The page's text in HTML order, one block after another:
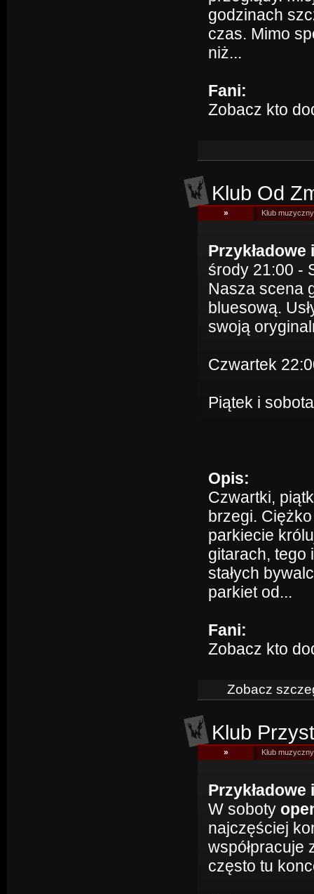
godzinach
czas. Mimo
niż...
Fani:
Zobacz kto
Klub Od
» Klub
Przykładowe
środy 21:00 -
Nasza scena
bluesową.
swoją
Czwartek
Piątek i
Opis:
Czwartki,
brzegi.
parkiecie
gitarach, tego
stałych
parkiet od...
Fani:
Zobacz kto
Zobacz
Klub
» Klub
Przykładowe
W soboty
najczęściej
współpracuje
często tu